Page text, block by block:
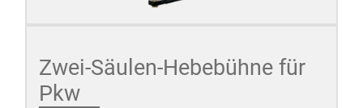
Zwei-Säulen-Hebebühne für
Pkw